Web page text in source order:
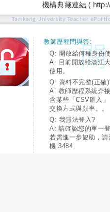
機構典藏連結 (
Tamkang University Teacher
教師歷程問與答:
Q: 開放給何種身份
A: 目前開放給淡江
使用。
Q: 資料不完整(正確
A: 教師歷程系統介
含某些「CSV匯入
交換方式與頻率。。
Q: 我無法登入?
A: 請確認您的單一
若需進一步協助，
機:3484